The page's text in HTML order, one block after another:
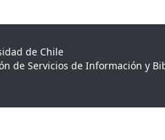
de Chile
de Servicios de Información y